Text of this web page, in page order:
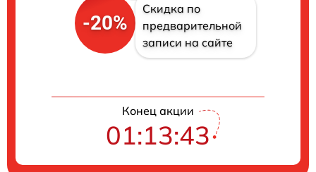
-20%
Скидка по
предварительной
записи на сайте
Конец акции
01:13:42